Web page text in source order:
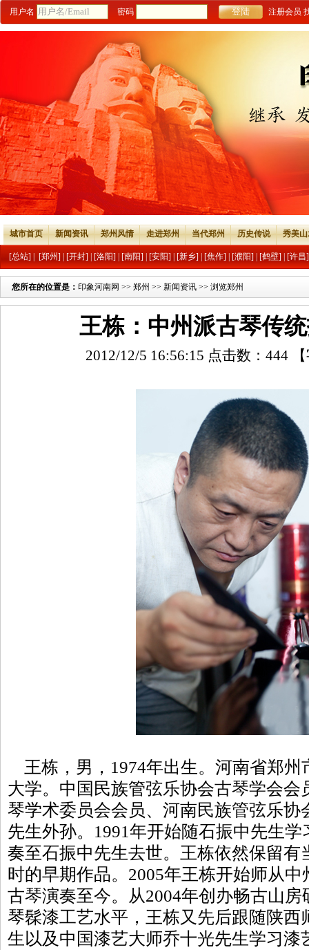
用户名 密码 注册会员
城市首页 新闻资讯 郑州风情 走进郑州 当代郑州 历史传说 秀美
[总站] [郑州] [开封] [洛阳] [南阳] [安阳] [新乡] [焦作] [濮阳] [鹤壁] [许昌]
您所在的位置是： 印象河南网 >> 郑州 >> 新闻资讯 >> 浏览郑州
王栋：中州派古琴传
2012/12/5 16:56:15 点击数：444
王栋，男，1974年出生。河南省郑州
大学。中国民族管弦乐协会古琴学会会
琴学术委员会会员、河南民族管弦乐协
先生外孙。1991年开始随石振中先生
奏至石振中先生去世。王栋依然保留有
时的早期作品。2005年王栋开始师从
古琴演奏至今。从2004年创办畅古山
琴髹漆工艺水平，王栋又先后跟随陕西
生以及中国漆艺大师乔十光先生学习漆